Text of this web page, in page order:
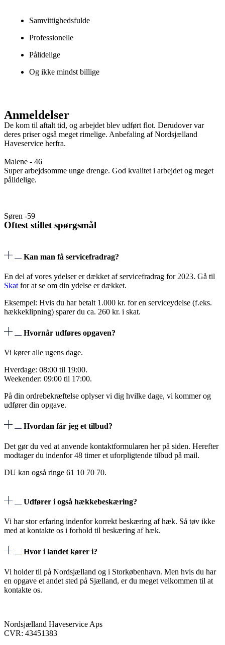
Samvittighedsfulde
Professionelle
Pålidelige
Og ikke mindst billige
Anmeldelser
De kom til aftalt tid, og arbejdet blev udført flot. Derudover var
deres priser også meget rimelige. Anbefaling af Nordsjælland
Haveservice herfra.
Malene - 46
Super arbejdsomme unge drenge. God kvalitet i arbejdet og meget
pålidelige.
Søren -59
Oftest stillet spørgsmål
Kan man få servicefradrag?
En del af vores ydelser er dækket af servicefradrag for 2023. Gå til
Skat for at se om din ydelse er dækket.
Eksempel: Hvis du har betalt 1.000 kr. for en serviceydelse (f.eks.
hækkeklipning) sparer du ca. 260 kr. i skat.
Hvornår udføres opgaven?
Vi kører alle ugens dage.
Hverdage: 08:00 til 19:00.
Weekender: 09:00 til 17:00.
På din ordrebekræftelse oplyser vi dig hvilke dage, vi kommer og
udfører din opgave.
Hvordan får jeg et tilbud?
Det gør du ved at anvende kontaktformularen her på siden. Herefter
modtager du indenfor 48 timer et uforpligtende tilbud på mail.
DU kan også ringe 61 10 70 70.
Udfører i også hækkebeskæring?
Vi har stor erfaring indenfor korrekt beskæring af hæk. Så tøv ikke
med at kontakte os i forhold til beskæring af hæk.
Hvor i landet kører i?
Vi holder til på Nordsjælland og i Storkøbenhavn. Men hvis du har
en opgave et andet sted på Sjælland, er du meget velkommen til at
kontakte os.
Nordsjælland Haveservice Aps
CVR: 43451383